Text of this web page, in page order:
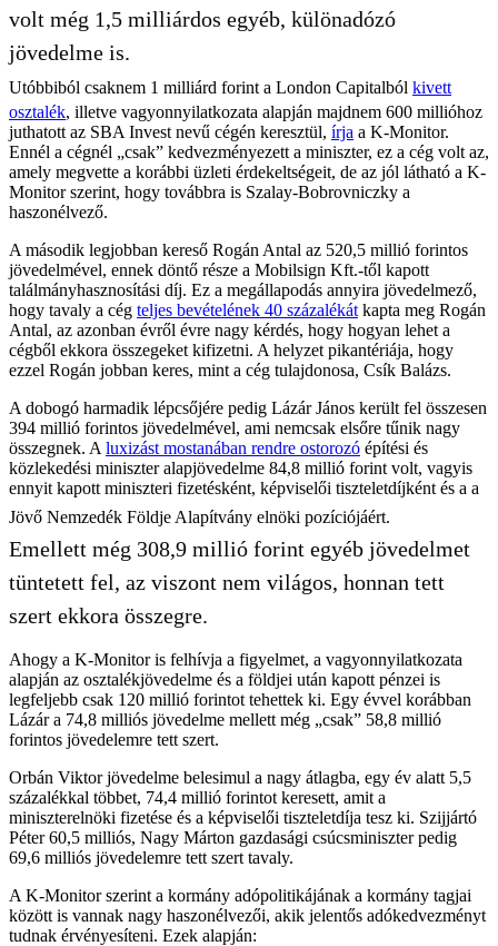
volt még 1,5 milliárdos egyéb, különadózó
jövedelme is.
Utóbbiból csaknem 1 milliárd forint a London Capitalból kivett
osztalék, illetve vagyonnyilatkozata alapján majdnem 600 millióhoz
juthatott az SBA Invest nevű cégén keresztül, írja a K-Monitor.
Ennél a cégnél „csak” kedvezményezett a miniszter, ez a cég volt az,
amely megvette a korábbi üzleti érdekeltségeit, de az jól látható a K-
Monitor szerint, hogy továbbra is Szalay-Bobrovniczky a
haszonélvező.
A második legjobban kereső Rogán Antal az 520,5 millió forintos
jövedelmével, ennek döntő része a Mobilsign Kft.-től kapott
találmányhasznosítási díj. Ez a megállapodás annyira jövedelmező,
hogy tavaly a cég teljes bevételének 40 százalékát kapta meg Rogán
Antal, az azonban évről évre nagy kérdés, hogy hogyan lehet a
cégből ekkora összegeket kifizetni. A helyzet pikantériája, hogy
ezzel Rogán jobban keres, mint a cég tulajdonosa, Csík Balázs.
A dobogó harmadik lépcsőjére pedig Lázár János került fel összesen
394 millió forintos jövedelmével, ami nemcsak elsőre tűnik nagy
összegnek. A luxizást mostanában rendre ostorozó építési és
közlekedési miniszter alapjövedelme 84,8 millió forint volt, vagyis
ennyit kapott miniszteri fizetésként, képviselői tiszteletdíjként és a a
Jövő Nemzedék Földje Alapítvány elnöki pozíciójáért.
Emellett még 308,9 millió forint egyéb jövedelmet
tüntetett fel, az viszont nem világos, honnan tett
szert ekkora összegre.
Ahogy a K-Monitor is felhívja a figyelmet, a vagyonnyilatkozata
alapján az osztalékjövedelme és a földjei után kapott pénzei is
legfeljebb csak 120 millió forintot tehettek ki. Egy évvel korábban
Lázár a 74,8 milliós jövedelme mellett még „csak” 58,8 millió
forintos jövedelemre tett szert.
Orbán Viktor jövedelme belesimul a nagy átlagba, egy év alatt 5,5
százalékkal többet, 74,4 millió forintot keresett, amit a
miniszterelnöki fizetése és a képviselői tiszteletdíja tesz ki. Szijjártó
Péter 60,5 milliós, Nagy Márton gazdasági csúcsminiszter pedig
69,6 milliós jövedelemre tett szert tavaly.
A K-Monitor szerint a kormány adópolitikájának a kormány tagjai
között is vannak nagy haszonélvezői, akik jelentős adókedvezményt
tudnak érvényesíteni. Ezek alapján: